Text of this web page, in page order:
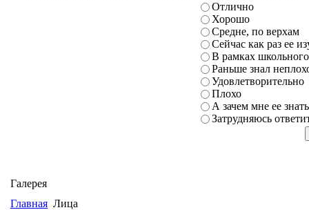
Отлично
Хорошо
Средне, по верхам
Сейчас как раз ее
В рамках
Раньше знал
Удовлетворительно
Плохо
А зачем мне ее
Затрудняюсь
Галерея
Главная Лица